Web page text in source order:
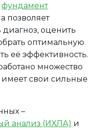
фундамент
позволяет
оценить
оптимальную
её эффективность.
множество
свои сильные
–
анализ (ИХЛА) и